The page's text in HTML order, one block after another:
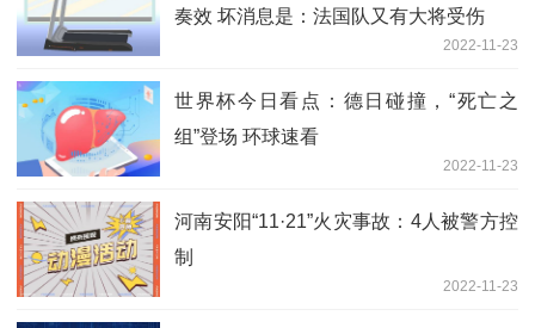
奏效 坏消息是：法国队又有大将受伤
2022-11-23
世界杯今日看点：德日碰撞，“死亡之
组”登场 环球速看
2022-11-23
河南安阳“11·21”火灾事故：4人被警方控
制
2022-11-23